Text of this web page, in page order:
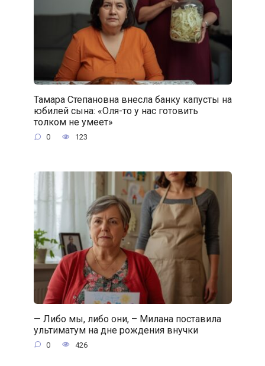
Тамара Степановна внесла банку капусты на
юбилей сына: «Оля-то у нас готовить
толком не умеет»
0 123
— Либо мы, либо они, – Милана поставила
ультиматум на дне рождения внучки
0 426